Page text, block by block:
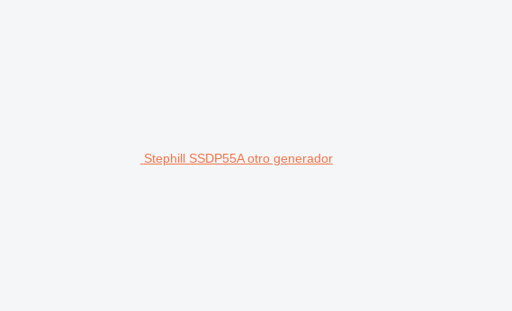
Stephill SSDP55A otro generador